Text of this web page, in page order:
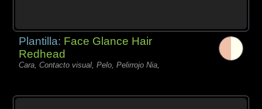
Plantilla: Face Glance Hair
Redhead
Cara, Contacto visual, Pelo, Pelirrojo Nia,